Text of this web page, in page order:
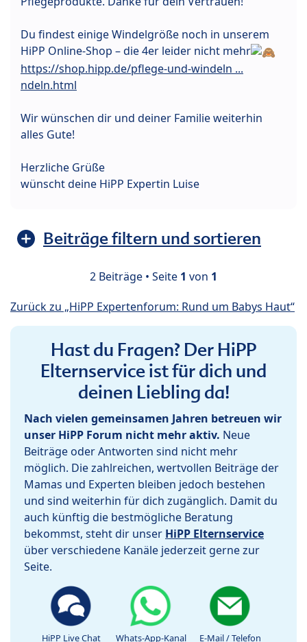
Du findest einige Windelgröße noch in unserem
HiPP Online-Shop – die 4er leider nicht mehr
https://shop.hipp.de/pflege-und-windeln ...
ndeln.html
Wir wünschen dir und deiner Familie weiterhin
alles Gute!
Herzliche Grüße
wünscht deine HiPP Expertin Luise
Beiträge filtern und sortieren
2 Beiträge • Seite 1 von 1
Zurück zu „HiPP Expertenforum: Rund um Babys Haut“
Hast du Fragen? Der HiPP
Elternservice ist für dich und
deinen Liebling da!
Nach vielen gemeinsamen Jahren betreuen wir
unser HiPP Forum nicht mehr aktiv. Neue
Beiträge oder Antworten sind nicht mehr
möglich. Die zahlreichen, wertvollen Beiträge der
Mamas und Experten bleiben jedoch bestehen
und sind weiterhin für dich zugänglich. Damit du
auch künftig die bestmögliche Beratung
bekommst, steht dir unser HiPP Elternservice
über verschiedene Kanäle jederzeit gerne zur
Seite.
HiPP Live Chat Whats-App-Kanal E-Mail / Telefon